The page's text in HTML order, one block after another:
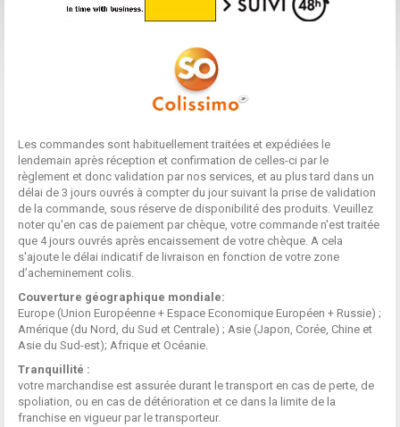
Les commandes sont habituellement traitées et expédiées le
lendemain après réception et confirmation de celles-ci par le
règlement et donc validation par nos services, et au plus tard dans un
délai de 3 jours ouvrés à compter du jour suivant la prise de validation
de la commande, sous réserve de disponibilité des produits. Veuillez
noter qu'en cas de paiement par chèque, votre commande n'est traitée
que 4 jours ouvrés après encaissement de votre chèque. A cela
s'ajoute le délai indicatif de livraison en fonction de votre zone
d’acheminement colis.
Couverture géographique mondiale:
Europe (Union Européenne + Espace Economique Européen + Russie) ;
Amérique (du Nord, du Sud et Centrale) ; Asie (Japon, Corée, Chine et
Asie du Sud-est); Afrique et Océanie.
Tranquillité :
votre marchandise est assurée durant le transport en cas de perte, de
spoliation, ou en cas de détérioration et ce dans la limite de la
franchise en vigueur par le transporteur.